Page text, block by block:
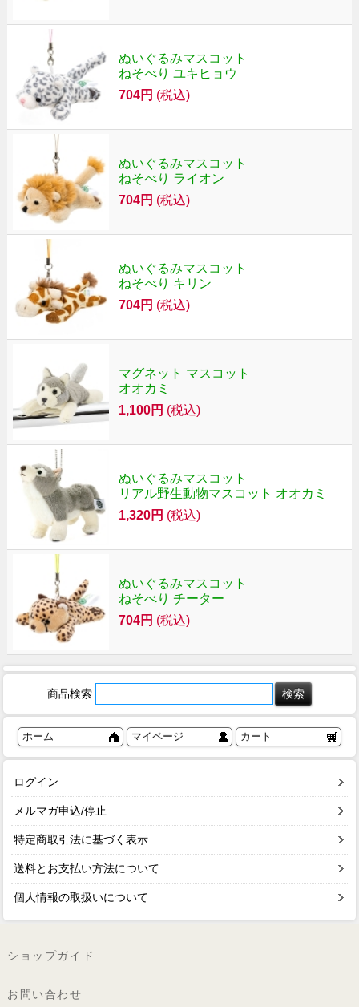
ぬいぐるみマスコット
ねそべり ユキヒョウ
704円 (税込)
ぬいぐるみマスコット
ねそべり ライオン
704円 (税込)
ぬいぐるみマスコット
ねそべり キリン
704円 (税込)
マグネット マスコット
オオカミ
1,100円 (税込)
ぬいぐるみマスコット
リアル野生動物マスコット オオカミ
1,320円 (税込)
ぬいぐるみマスコット
ねそべり チーター
704円 (税込)
商品検索
ホーム マイページ カート
ログイン
メルマガ申込/停止
特定商取引法に基づく表示
送料とお支払い方法について
個人情報の取扱いについて
ショップガイド
お問い合わせ